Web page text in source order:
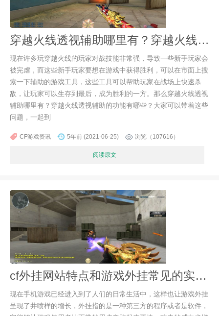
穿越火线透视辅助哪里有？穿越火线透视辅助的功能有哪些？
现在许多玩穿越火线的玩家对战技能非常强，导致一些新手玩家会
被完虐，而这些新手玩家要想在游戏中获得胜利，可以在市面上搜
索一下辅助的游戏工具，这些工具可以帮助玩家在战场上快速杀
敌，让玩家可以生存到最后，成为胜利的一方。那么穿越火线透视
辅助哪里有？穿越火线透视辅助的功能有哪些？大家可以带着这些
问题，一起到
CF游戏资讯 5年前 (2021-06-25) 浏览（107616）
阅读原文
cf外挂网站特点和游戏外挂常见的实现方式有哪些？
现在手机游戏已经进入到了人们的日常生活中，这样也让游戏外挂
呈现了井喷样的增长，外挂指的是一种第三方的程序或者是软件，